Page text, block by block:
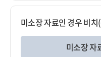
미소장 자료인 경우 비
미소장 자